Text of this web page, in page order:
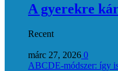
A gyerekre
Recent
márc 27, 2026 0
ABCDE‑módszer: így